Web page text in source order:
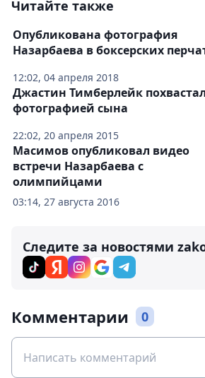
Читайте также
12:02, 04 апреля 2018
Опубликована фотография
Назарбаева в боксерских
22:02, 20 апреля 2015
Джастин Тимберлейк
фотографией сына
03:14, 27 августа 2016
Масимов опубликовал видео
встречи Назарбаева с
олимпийцами
Следите за новостями
Комментарии 0